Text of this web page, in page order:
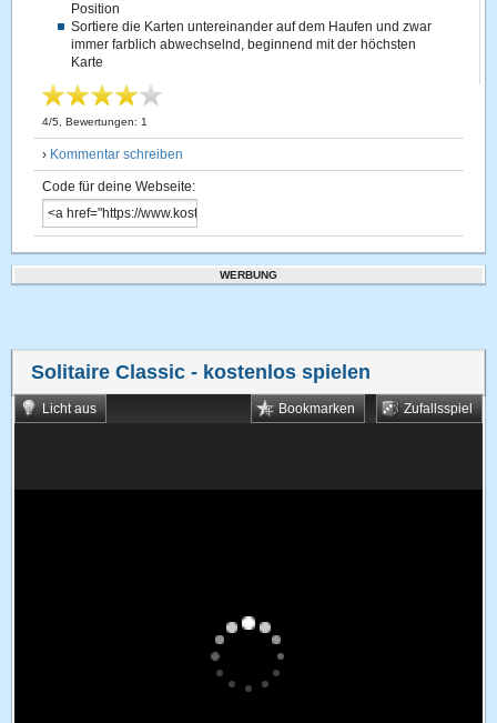
Position
Sortiere die Karten untereinander auf dem Haufen und zwar
immer farblich abwechselnd, beginnend mit der höchsten
Karte
4/5 , Bewertungen: 1
› Kommentar schreiben
Code für deine Webseite:
WERBUNG
Solitaire Classic - kostenlos spielen
Licht aus Zufallsspiel
Bookmarken